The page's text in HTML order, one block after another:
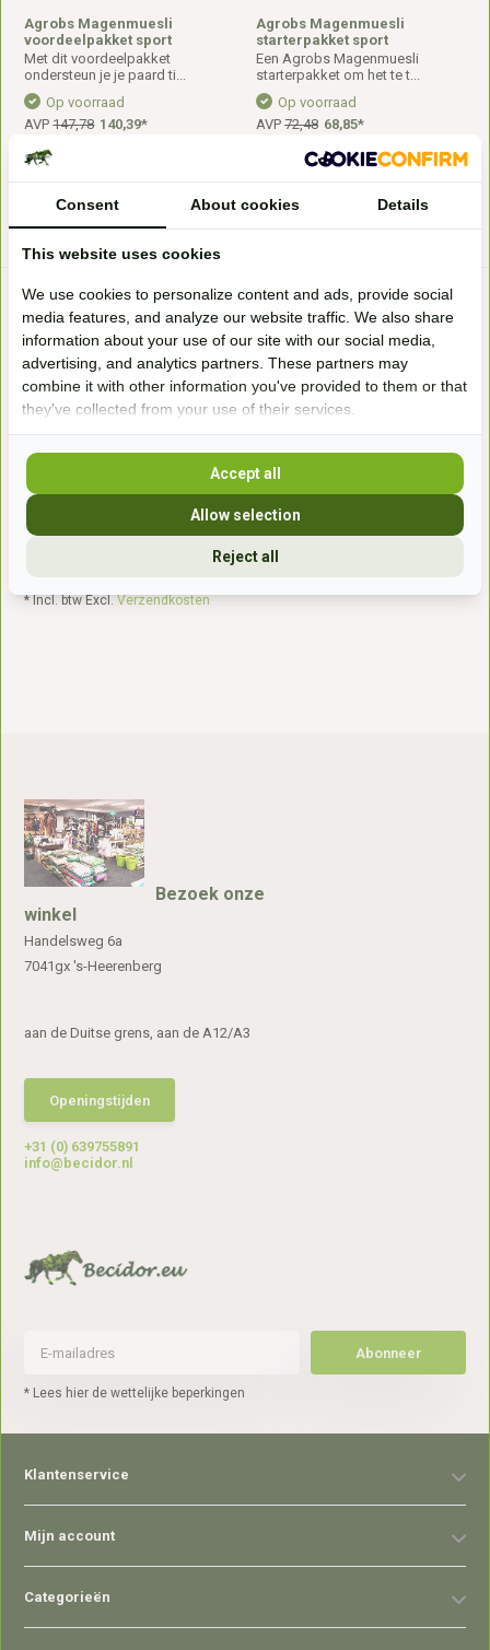
Agrobs Magenmuesli
voordeelpakket sport
Met dit voordeelpakket
ondersteun je je paard ti...
Op voorraad
AVP147,78 140,39*
* Incl. btw Excl.Verzendkosten
Agrobs Magenmuesli
starterpakket sport
Een Agrobs Magenmuesli
starterpakket om het te t...
Op voorraad
AVP 72,48 68,85*
* Incl. btw Excl. Verzendkosten
Imima Liksteen Kamille: Suikervrij
9,44*
* Incl. btw Excl.Verzendkosten
Bezoek onze
winkel
Handelsweg 6a
7041gx 's-Heerenberg
aan de Duitse grens, aan de A12/A3
Openingstijden
+31 (0) 639755891
info@becidor.nl
Abonneer
* Lees hier de wettelijke beperkingen
Klantenservice
Mijn account
Categorieën
Consent About cookies Details
This website uses cookies
We use cookies to personalize content and ads, provide social
media features, and analyze our website traffic. We also share
information about your use of our site with our social media,
advertising, and analytics partners. These partners may
combine it with other information you've provided to them or that
they've collected from your use of their services.
Reject all
Allow selection
Accept all